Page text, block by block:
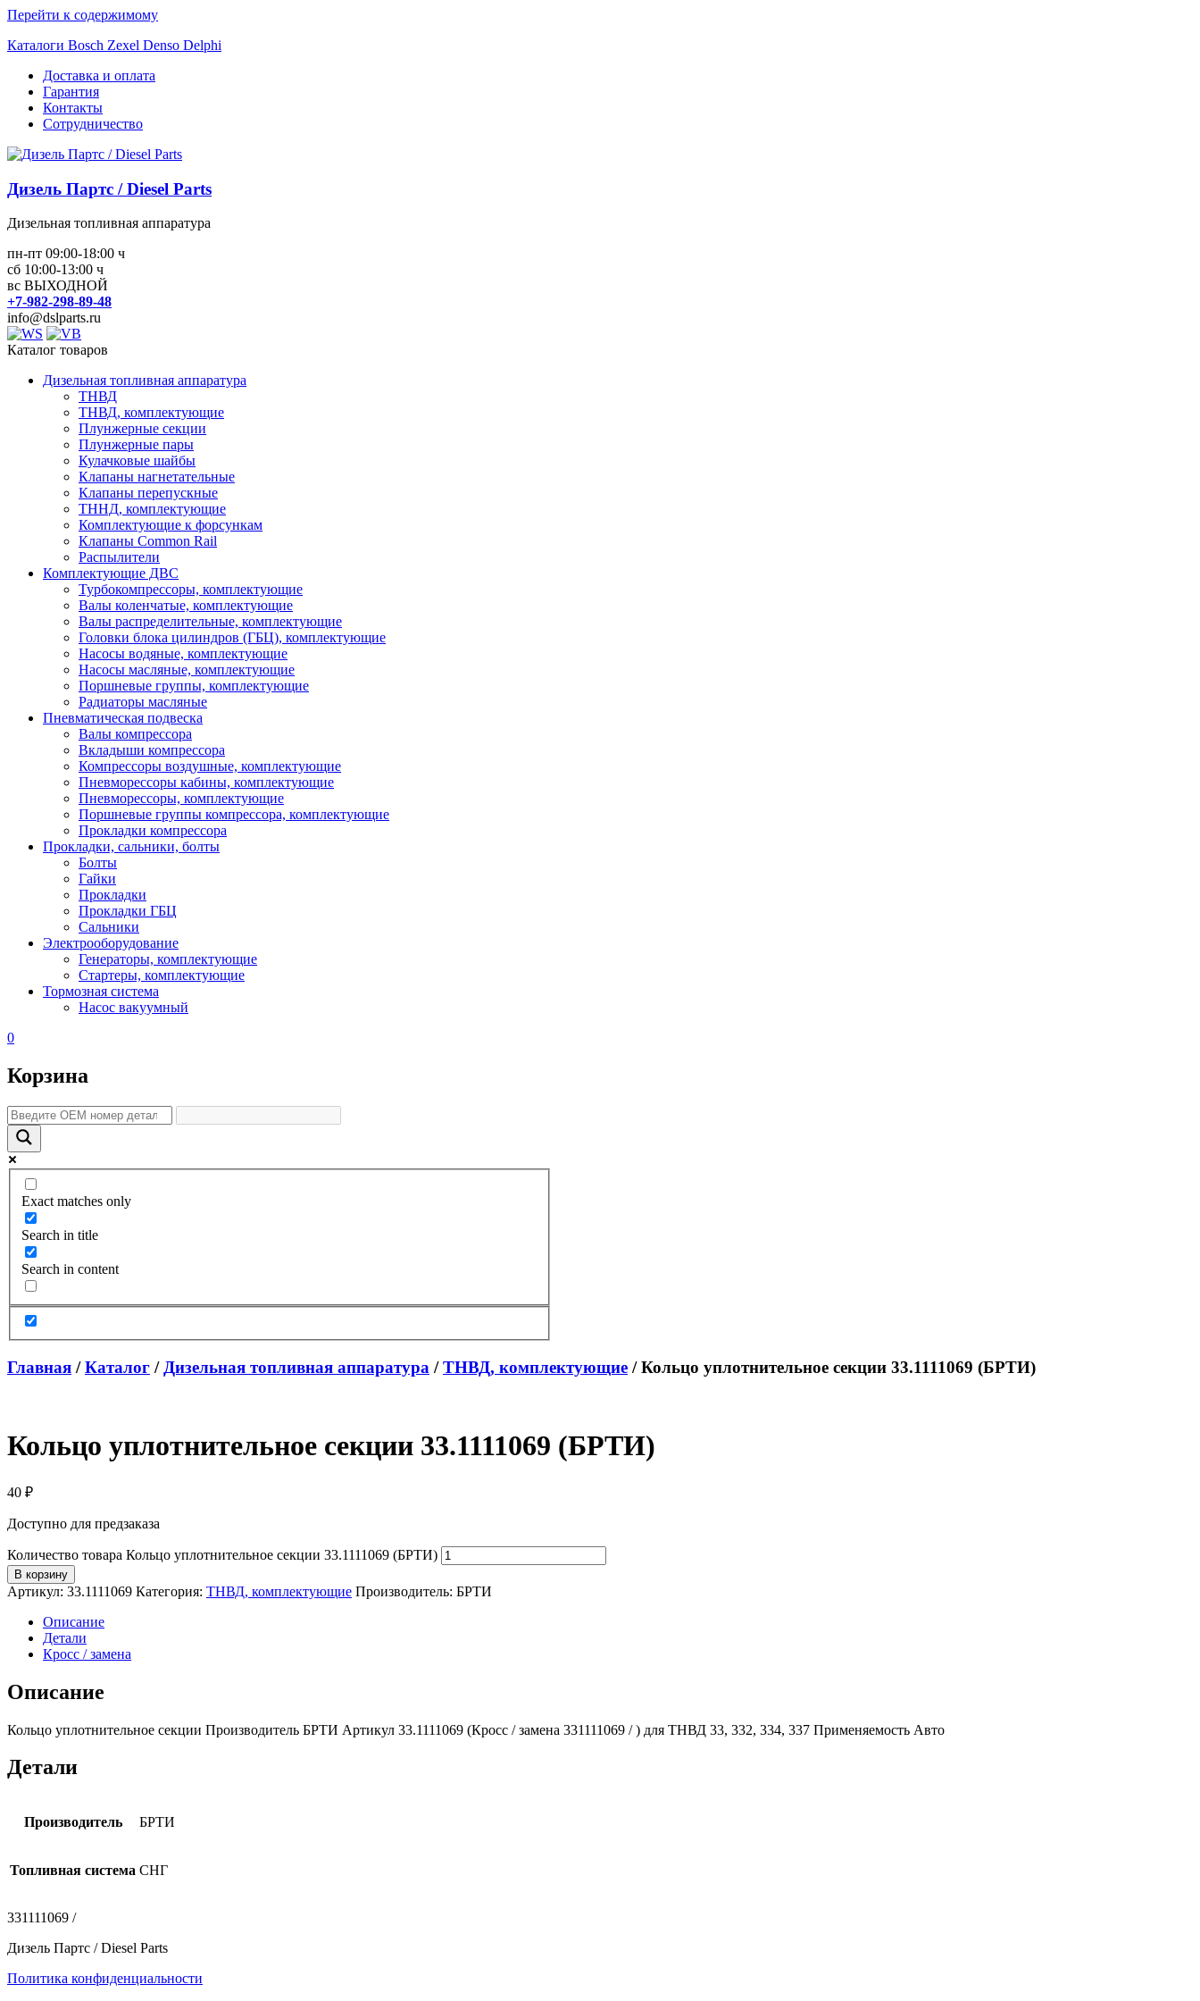
Перейти к содержимому
Каталоги Bosch Zexel Denso Delphi
Доставка и оплата
Гарантия
Контакты
Сотрудничество
Дизель Партс / Diesel Parts
Дизельная топливная аппаратура
пн-пт 09:00-18:00 ч
сб 10:00-13:00 ч
вс ВЫХОДНОЙ
+7-982-298-89-48
info@dslparts.ru
Каталог товаров
Дизельная топливная аппаратура
ТНВД
ТНВД, комплектующие
Плунжерные секции
Плунжерные пары
Кулачковые шайбы
Клапаны нагнетательные
Клапаны перепускные
ТННД, комплектующие
Комплектующие к форсункам
Клапаны Common Rail
Распылители
Комплектующие ДВС
Турбокомпрессоры, комплектующие
Валы коленчатые, комплектующие
Валы распределительные, комплектующие
Головки блока цилиндров (ГБЦ), комплектующие
Насосы водяные, комплектующие
Насосы масляные, комплектующие
Поршневые группы, комплектующие
Радиаторы масляные
Пневматическая подвеска
Валы компрессора
Вкладыши компрессора
Компрессоры воздушные, комплектующие
Пневморессоры кабины, комплектующие
Пневморессоры, комплектующие
Поршневые группы компрессора, комплектующие
Прокладки компрессора
Прокладки, сальники, болты
Болты
Гайки
Прокладки
Прокладки ГБЦ
Сальники
Электрооборудование
Генераторы, комплектующие
Стартеры, комплектующие
Тормозная система
Насос вакуумный
0
Корзина
Exact matches only
Search in title
Search in content
Главная /Каталог / Дизельная топливная аппаратура /ТНВД, комплектующие / Кольцо уплотнительное секции 33.1111069 (БРТИ)
Кольцо уплотнительное секции 33.1111069 (БРТИ)
40 ₽
Доступно для предзаказа
Количество товара Кольцо уплотнительное секции 33.1111069 (БРТИ)
В корзину
Артикул: 33.1111069 Категория: ТНВД, комплектующие Производитель: БРТИ
Описание
Детали
Кросс / замена
Описание
Кольцо уплотнительное секции Производитель БРТИ Артикул 33.1111069 (Кросс / замена 331111069 / ) для ТНВД 33, 332, 334, 337 Применяемость Авто
Детали
Производитель БРТИ
Топливная система СНГ
331111069 /
Дизель Партс / Diesel Parts
Политика конфиденциальности